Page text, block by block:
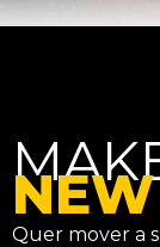
Quer mover a